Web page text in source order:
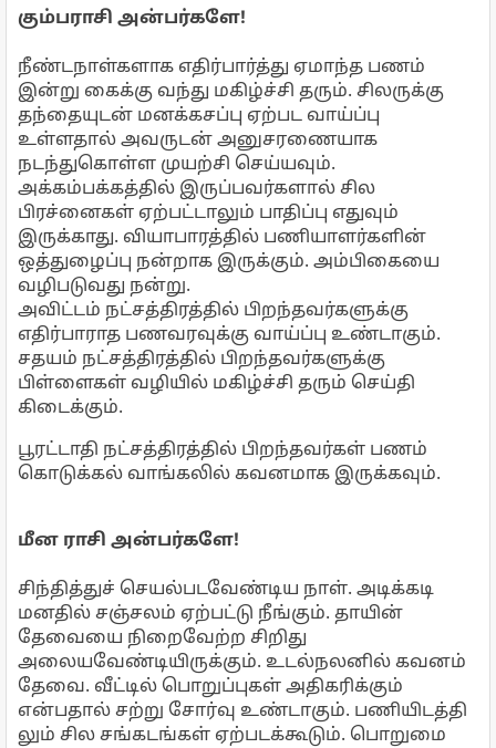
கும்பராசி அன்பர்களே!
நீண்டநாள்களாக எதிர்பார்த்து ஏமாந்த பணம்
இன்று கைக்கு வந்து மகிழ்ச்சி தரும். சிலருக்கு
தந்தையுடன் மனக்கசப்பு ஏற்பட வாய்ப்பு
உள்ளதால் அவருடன் அனுசரணையாக
நடந்துகொள்ள முயற்சி செய்யவும்.
அக்கம்பக்கத்தில் இருப்பவர்களால் சில
பிரச்னைகள் ஏற்பட்டாலும் பாதிப்பு எதுவும்
இருக்காது. வியாபாரத்தில் பணியாளர்களின்
ஒத்துழைப்பு நன்றாக இருக்கும். அம்பிகையை
வழிபடுவது நன்று.
அவிட்டம் நட்சத்திரத்தில் பிறந்தவர்களுக்கு
எதிர்பாராத பணவரவுக்கு வாய்ப்பு உண்டாகும்.
சதயம் நட்சத்திரத்தில் பிறந்தவர்களுக்கு
பிள்ளைகள் வழியில் மகிழ்ச்சி தரும் செய்தி
கிடைக்கும்.
பூரட்டாதி நட்சத்திரத்தில் பிறந்தவர்கள் பணம்
கொடுக்கல் வாங்கலில் கவனமாக இருக்கவும்.
மீன ராசி அன்பர்களே!
சிந்தித்துச் செயல்படவேண்டிய நாள். அடிக்கடி
மனதில் சஞ்சலம் ஏற்பட்டு நீங்கும். தாயின்
தேவையை நிறைவேற்ற சிறிது
அலையவேண்டியிருக்கும். உடல்நலனில் கவனம்
தேவை. வீட்டில் பொறுப்புகள் அதிகரிக்கும்
என்பதால் சற்று சோர்வு உண்டாகும். பணியிடத்தி
லும் சில சங்கடங்கள் ஏற்படக்கூடும். பொறுமை